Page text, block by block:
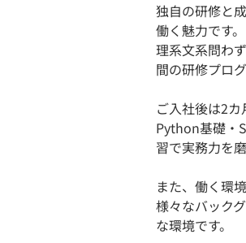
独自の研修と
働く魅力です。
理系文系問わ
間の研修プロ
ご入社後は2カ
Python基礎・
習で実務力を磨
また、働く環
様々なバック
な環境です。